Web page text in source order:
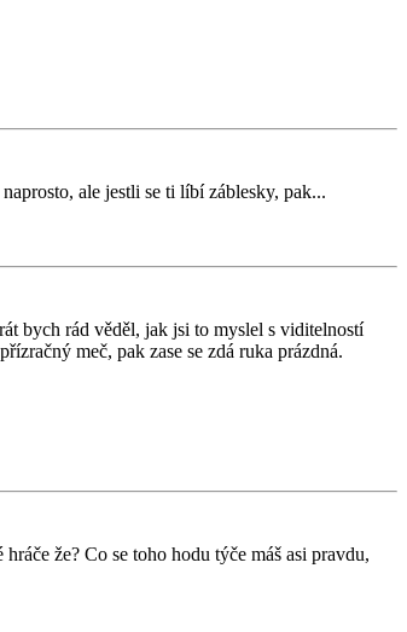
ale jestli se ti líbí záblesky, pak...
bych rád věděl, jak jsi to myslel s viditelností
meč, pak zase se zdá ruka prázdná.
že? Co se toho hodu týče máš asi pravdu,